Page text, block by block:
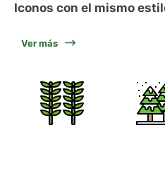
Iconos con el mismo
Ver más